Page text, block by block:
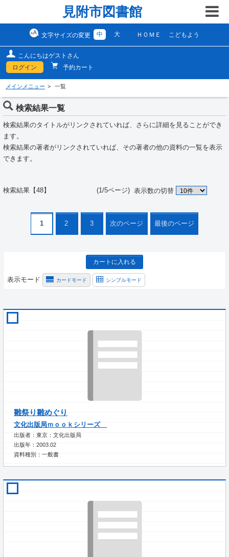
見附市図書館
文字サイズの変更 中 大 ＨＯＭＥ こどもよう
こんにちはゲストさん
ログイン
予約カート
メインメニュー 一覧
検索結果一覧
検索結果のタイトルがリンクされていれば、さらに詳細を見ることができ
ます。
検索結果の著者がリンクされていれば、その著者の他の資料の一覧を表示
できます。
検索結果【48】 (1/5ページ) 表示数の切替
1 2 3 次のページ 最後のページ
カートに入れる
表示モード カードモード シンプルモード
雛祭り雛めぐり
文化出版局ｍｏｏｋシリーズ
出版者：東京：文化出版局
出版年：2003.02
資料種別：一般書